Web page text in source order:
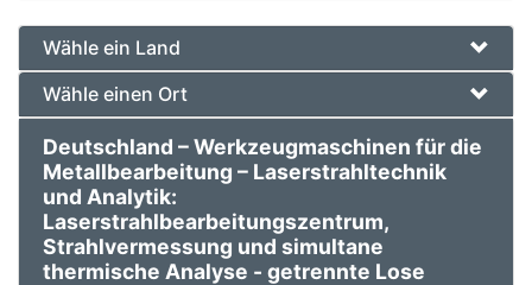
Wähle ein Land
Wähle einen Ort
Deutschland – Werkzeugmaschinen für die
Metallbearbeitung – Laserstrahltechnik
und Analytik:
Laserstrahlbearbeitungszentrum,
Strahlvermessung und simultane
thermische Analyse - getrennte Lose